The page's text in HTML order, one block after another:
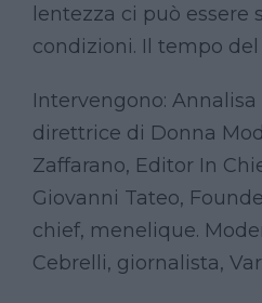
lentezza ci può essere
condizioni. Il tempo
Intervengono:
direttrice di Donna
Zaffarano, Editor In
Giovanni Tateo,
chief, menelique.
Cebrelli, giornalista,